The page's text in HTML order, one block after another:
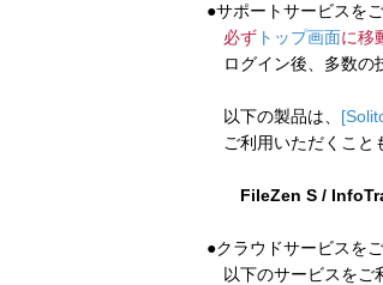
●サポートサービスを
必ず トップ画面に移
ログイン後、多数の
以下の製品は、
ご利用いただくこと
FileZen S /
●クラウドサービスを
以下のサービスをご